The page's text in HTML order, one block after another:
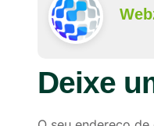
Deixe